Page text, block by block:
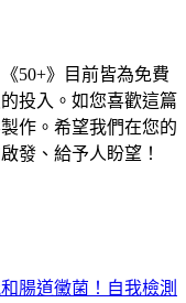
50+》目前皆為免費
投入。如您喜歡這篇
作。希望我們在您的
發、給予人盼望！
腸道黴菌！自我檢測